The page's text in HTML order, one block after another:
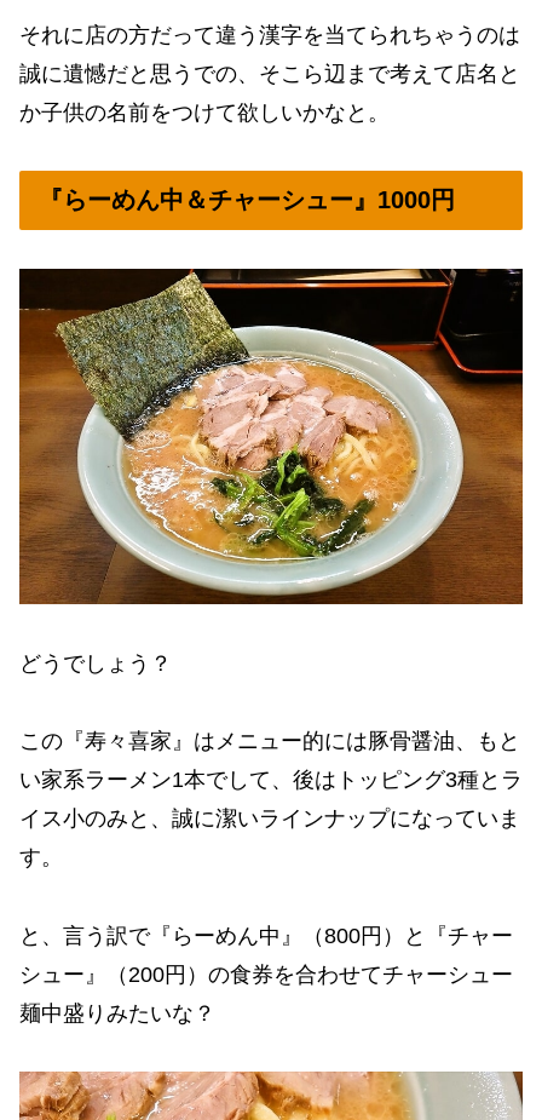
それに店の方だって違う漢字を当てられちゃうのは
誠に遺憾だと思うでの、そこら辺まで考えて店名と
か子供の名前をつけて欲しいかなと。
『らーめん中＆チャーシュー』1000円
どうでしょう？
この『寿々喜家』はメニュー的には豚骨醤油、もと
い家系ラーメン1本でして、後はトッピング3種とラ
イス小のみと、誠に潔いラインナップになっていま
す。
と、言う訳で『らーめん中』（800円）と『チャー
シュー』（200円）の食券を合わせてチャーシュー
麺中盛りみたいな？